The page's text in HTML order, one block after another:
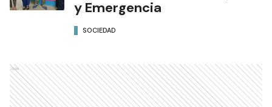
y Emergencia
SOCIEDAD
Ads